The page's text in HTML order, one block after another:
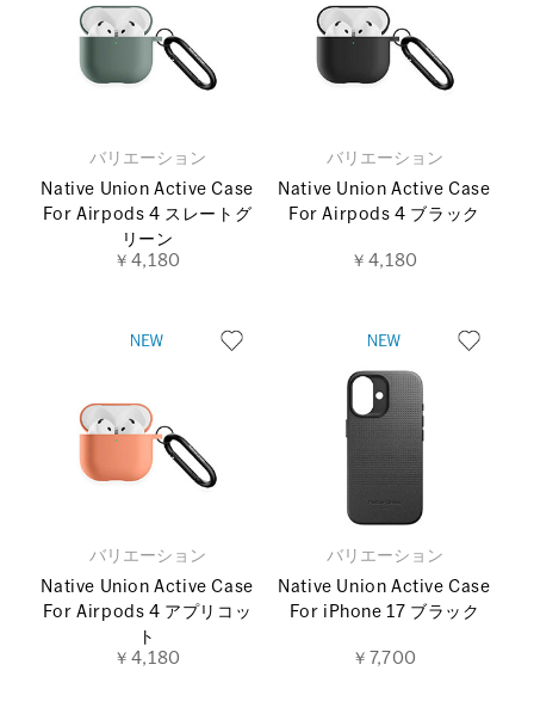
バリエーション
Native Union Active Case
For Airpods 4 スレートグ
リーン
￥4,180
バリエーション
Native Union Active Case
For Airpods 4 ブラック
￥4,180
バリエーション
Native Union Active Case
For Airpods 4 アプリコッ
ト
￥4,180
バリエーション
Native Union Active Case
For iPhone 17 ブラック
￥7,700